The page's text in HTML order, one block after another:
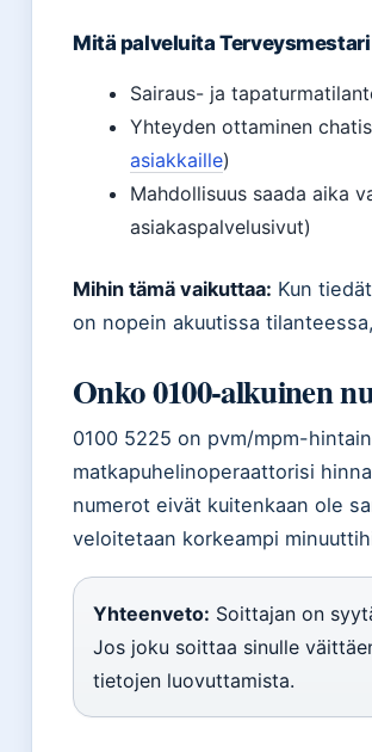
Mitä palveluita
Sairaus- ja
Yhteyden ottaminen
asiakkaille)
Mahdollisuus saada aika
asiakaspalvelusivut)
Mihin tämä vaikuttaa: Kun
on nopein akuutissa
Onko 0100-alkuinen
0100 5225 on pvm/mpm-
matkapuhelinoperaattorisi
numerot eivät kuitenkaan ole
veloitetaan korkeampi
Yhteenveto: Soittajan on
Jos joku soittaa sinulle
tietojen luovuttamista.